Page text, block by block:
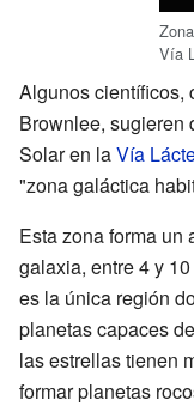
Vía
Algunos científicos,
Brownlee, sugieren
Solar en laVía
"zona galáctica
Esta zona forma un
galaxia, entre 4 y 10
es la única región
planetas capaces
las estrellas tienen
formar planetas